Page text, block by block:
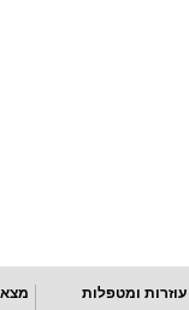
עוזרות ומטפלות